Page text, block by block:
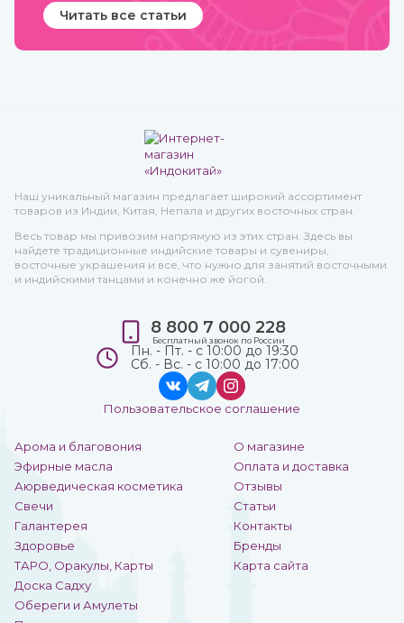
Читать все статьи
Наш уникальный магазин предлагает широкий ассортимент
товаров из Индии, Китая, Непала и других восточных стран.
Весь товар мы привозим напрямую из этих стран. Здесь вы
найдете традиционные индийские товары и сувениры,
восточные украшения и все, что нужно для занятий восточными
и индийскими танцами и конечно же йогой.
Арома и благовония
Эфирные масла
Аюрведическая косметика
Свечи
Галантерея
Здоровье
ТАРО, Оракулы, Карты
Доска Садху
Обереги и Амулеты
О магазине
Оплата и доставка
Отзывы
Статьи
Контакты
Бренды
Карта сайта
8 800 7 000 228
Бесплатный звонок по России
Пн. - Пт. - с 10:00 до 19:30
Сб. - Вс. - с 10:00 до 17:00
Пользовательское соглашение